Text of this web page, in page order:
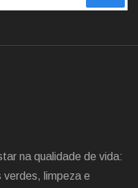
na qualidade de vida:
limpeza e